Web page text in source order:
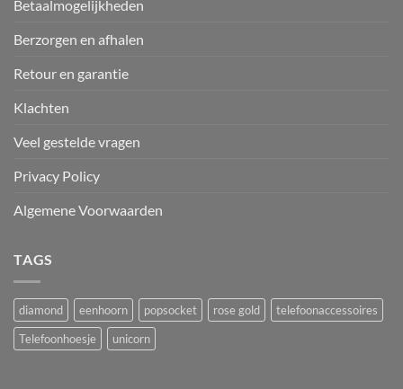
Betaalmogelijkheden
Berzorgen en afhalen
Retour en garantie
Klachten
Veel gestelde vragen
Privacy Policy
Algemene Voorwaarden
TAGS
diamond eenhoorn popsocket rose gold
telefoonaccessoires
Telefoonhoesje
unicorn